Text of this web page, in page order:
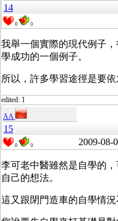
14
0 0
我舉一個實際的現代例子
學成功的一個例子。
所以，許多學習途徑是要
edited: 1
AA
15
0 0 2009-08-
李可老中醫雖然是自學的
自己的想法。
這又跟閉門造車的自學情況